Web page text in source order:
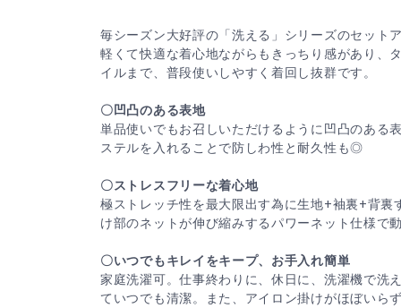
毎シーズン大好評の「洗える」シリーズのセット
軽くて快適な着心地ながらもきっちり感があり、
イルまで、普段使いしやすく着回し抜群です。
〇凹凸のある表地
単品使いでもお召しいただけるように凹凸のある
ステルを入れることで防しわ性と耐久性も◎
〇ストレスフリーな着心地
極ストレッチ性を最大限出す為に生地+袖裏+背裏
け部のネットが伸び縮みするパワーネット仕様で
〇いつでもキレイをキープ、お手入れ簡単
家庭洗濯可。仕事終わりに、休日に、洗濯機で洗
ていつでも清潔。また、アイロン掛けがほぼいら